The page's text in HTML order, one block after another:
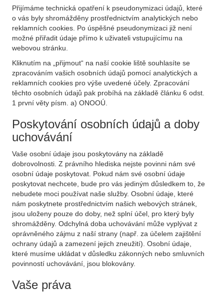
Přijímáme technická opatření k pseudonymizaci údajů, které
o vás byly shromážděny prostřednictvím analytických nebo
reklamních cookies. Po úspěšné pseudonymizaci již není
možné přiřadit údaje přímo k uživateli vstupujícímu na
webovou stránku.
Kliknutím na „přijmout“ na naší cookie liště souhlasíte se
zpracováním vašich osobních údajů pomocí analytických a
reklamních cookies pro výše uvedené účely. Zpracování
těchto osobních údajů pak probíhá na základě článku 6 odst.
1 první věty písm. a) ONOOÚ.
Poskytování osobních údajů a doby
uchovávání
Vaše osobní údaje jsou poskytovány na základě
dobrovolnosti. Z právního hlediska nejste povinni nám své
osobní údaje poskytovat. Pokud nám své osobní údaje
poskytovat nechcete, bude pro vás jediným důsledkem to, že
nebudete moci používat naše služby. Osobní údaje, které
nám poskytnete prostřednictvím našich webových stránek,
jsou uloženy pouze do doby, než splní účel, pro který byly
shromážděny. Odchylná doba uchovávání může vyplývat z
oprávněného zájmu z naší strany (např. za účelem zajištění
ochrany údajů a zamezení jejich zneužití). Osobní údaje,
které musíme ukládat v důsledku zákonných nebo smluvních
povinností uchovávání, jsou blokovány.
Vaše práva